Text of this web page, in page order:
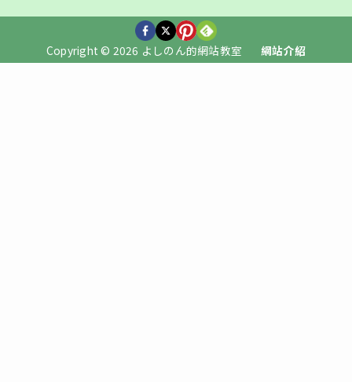
Copyright © 2026 よしのん的網站教室 網站介紹